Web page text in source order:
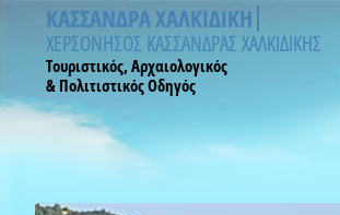
ΚΑΣΣΑΝΔΡΑ ΧΑΛΚΙΔΙΚΗ
ΧΕΡΣΟΝΗΣΟΣ ΚΑΣΣΑΝΔΡΑΣ ΧΑΛΚΙΔΙΚΗΣ
Τουριστικός, Αρχαιολογικός
& Πολιτιστικός Οδηγός